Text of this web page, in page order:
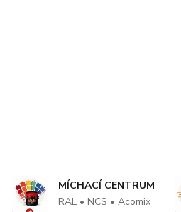
MÍCHACÍ CENTRUM
RAL • NCS • Acomix